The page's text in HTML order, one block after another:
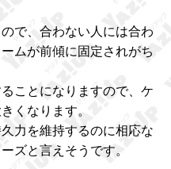
で、合わない人には合わ
ムが前傾に固定されがち
ことになりますので、ケ
くなります。
力を維持するのに相応な
ズと言えそうです。